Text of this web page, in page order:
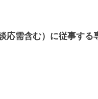
応需含む）に従事する